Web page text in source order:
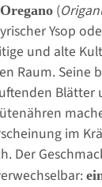
(
Ysop
und alte
Raum. Seine
Blätter
im
Der